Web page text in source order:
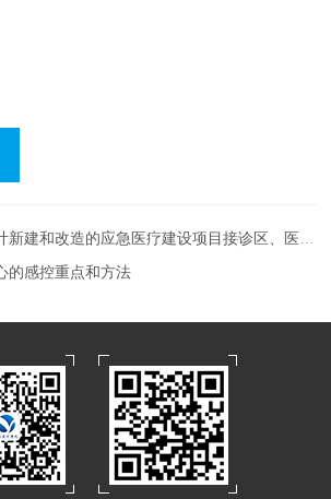
建和改造的应急医疗建设项目接诊区、医技区
的感控重点和方法